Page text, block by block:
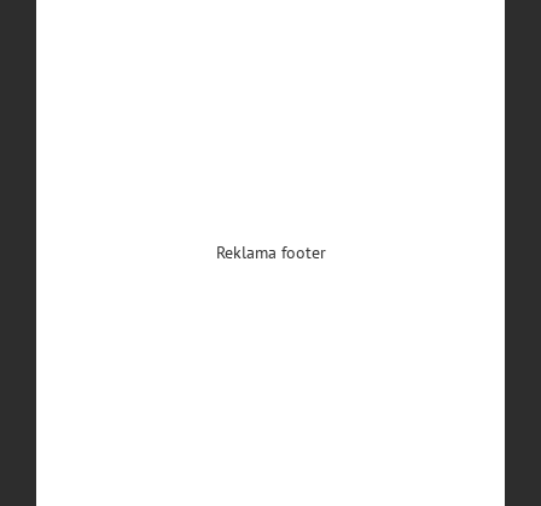
Reklama footer